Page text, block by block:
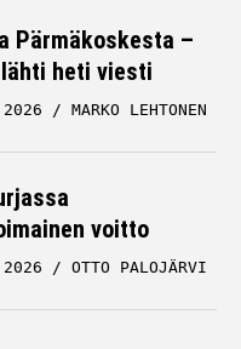
Pärmäkoskesta –
heti viesti
MARKO LEHTONEN
voitto
OTTO PALOJÄRVI